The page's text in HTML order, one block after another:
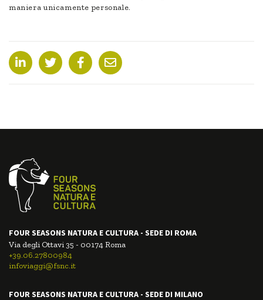
maniera unicamente personale.
FOUR SEASONS NATURA E CULTURA - SEDE DI ROMA
Via degli Ottavi 35 - 00174 Roma
+39.06.27800984
infoviaggi@fsnc.it
FOUR SEASONS NATURA E CULTURA - SEDE DI MILANO